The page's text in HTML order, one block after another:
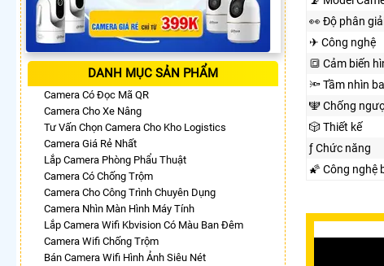
DANH MỤC SẢN PHẨM
Camera Có Đọc Mã QR
Camera Cho Xe Nâng
Tư Vấn Chọn Camera Cho Kho Logistics
Camera Giá Rẻ Nhất
Lắp Camera Phòng Phẩu Thuật
Camera Có Chống Trộm
Camera Cho Công Trình Chuyên Dụng
Camera Nhìn Màn Hình Máy Tính
Lắp Camera Wifi Kbvision Có Màu Ban Đêm
Camera Wifi Chống Trộm
Bán Camera Wifi Hình Ảnh Siêu Nét
️👀 Độ phân
✈ Công nghệ
🔳 Cảm biến
🔦 Tầm nhìn
🕎 Chống
🎲 Thiết kế
ƒ Chức năng
🌠 Công nghệ